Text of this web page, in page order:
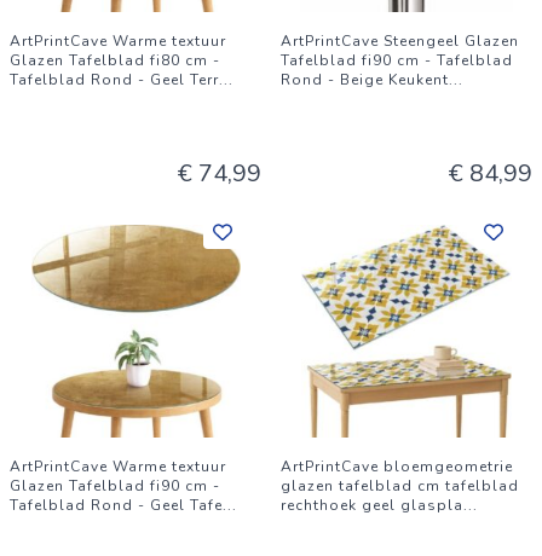
ArtPrintCave Warme textuur
Glazen Tafelblad fi80 cm -
Tafelblad Rond - Geel Terr...
€ 74,99
ArtPrintCave Steengeel Glazen
Tafelblad fi90 cm - Tafelblad
Rond - Beige Keukent...
€ 84,99
ArtPrintCave Warme textuur
Glazen Tafelblad fi90 cm -
Tafelblad Rond - Geel Tafe...
ArtPrintCave bloemgeometrie
glazen tafelblad cm tafelblad
rechthoek geel glaspla...